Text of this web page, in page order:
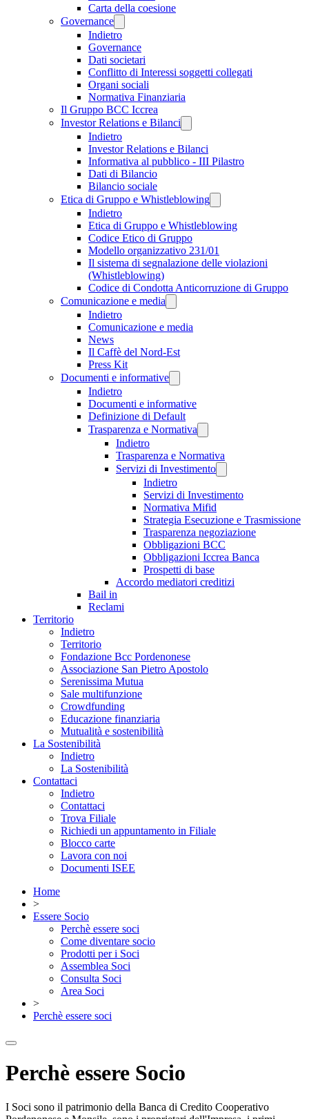
Carta della coesione
Governance
Indietro
Governance
Dati societari
Conflitto di Interessi soggetti collegati
Organi sociali
Normativa Finanziaria
Il Gruppo BCC Iccrea
Investor Relations e Bilanci
Indietro
Investor Relations e Bilanci
Informativa al pubblico - III Pilastro
Dati di Bilancio
Bilancio sociale
Etica di Gruppo e Whistleblowing
Indietro
Etica di Gruppo e Whistleblowing
Codice Etico di Gruppo
Modello organizzativo 231/01
Il sistema di segnalazione delle violazioni
(Whistleblowing)
Codice di Condotta Anticorruzione di Gruppo
Comunicazione e media
Indietro
Comunicazione e media
News
Il Caffè del Nord-Est
Press Kit
Documenti e informative
Indietro
Documenti e informative
Definizione di Default
Trasparenza e Normativa
Indietro
Trasparenza e Normativa
Servizi di Investimento
Indietro
Servizi di Investimento
Normativa Mifid
Strategia Esecuzione e Trasmissione
Trasparenza negoziazione
Obbligazioni BCC
Obbligazioni Iccrea Banca
Prospetti di base
Accordo mediatori creditizi
Bail in
Reclami
Territorio
Indietro
Territorio
Fondazione Bcc Pordenonese
Associazione San Pietro Apostolo
Serenissima Mutua
Sale multifunzione
Crowdfunding
Educazione finanziaria
Mutualità e sostenibilità
La Sostenibilità
Indietro
La Sostenibilità
Contattaci
Indietro
Contattaci
Trova Filiale
Richiedi un appuntamento in Filiale
Blocco carte
Lavora con noi
Documenti ISEE
Home
>
Essere Socio
Perchè essere soci
Come diventare socio
Prodotti per i Soci
Assemblea Soci
Consulta Soci
Area Soci
>
Perchè essere soci
Perchè essere Socio
I Soci sono il patrimonio della Banca di Credito Cooperativo